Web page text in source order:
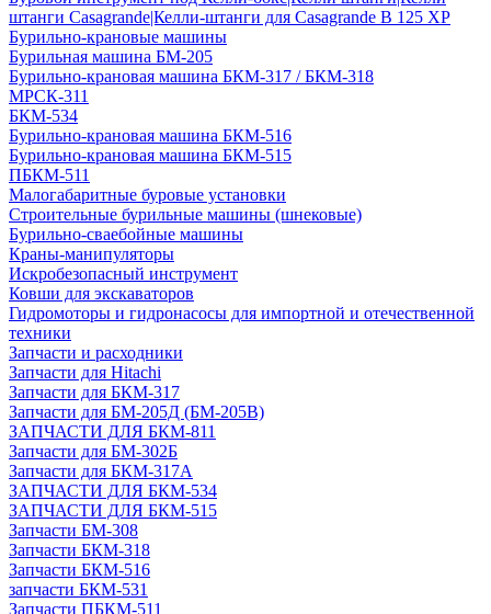
штанги Casagrande|Келли-штанги для Casagrande B 125 XP
Бурильно-крановые машины
Бурильная машина БМ-205
Бурильно-крановая машина БКМ-317 / БКМ-318
МРСК-311
БКМ-534
Бурильно-крановая машина БКМ-516
Бурильно-крановая машина БКМ-515
ПБКМ-511
Малогабаритные буровые установки
Строительные бурильные машины (шнековые)
Бурильно-сваебойные машины
Краны-манипуляторы
Искробезопасный инструмент
Ковши для экскаваторов
Гидромоторы и гидронасосы для импортной и отечественной
техники
Запчасти и расходники
Запчасти для Hitachi
Запчасти для БКМ-317
Запчасти для БМ-205Д (БМ-205В)
ЗАПЧАСТИ ДЛЯ БКМ-811
Запчасти для БМ-302Б
Запчасти для БКМ-317А
ЗАПЧАСТИ ДЛЯ БКМ-534
ЗАПЧАСТИ ДЛЯ БКМ-515
Запчасти БМ-308
Запчасти БКМ-318
Запчасти БКМ-516
запчасти БКМ-531
Запчасти ПБКМ-511